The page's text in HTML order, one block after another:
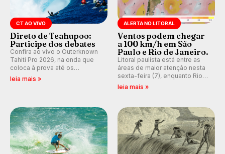
CT AO VIVO
Direto de Teahupoo:
Participe dos debates
Confira ao vivo o Outerknown
Tahiti Pro 2026, na onda que
coloca à prova até os
melhores surfistas do mundo.
etapas da WSL.
leia mais »
ALERTA NO LITORAL
Ventos podem chegar
a 100 km/h em São
Paulo e Rio de Janeiro.
Litoral paulista está entre as
áreas de maior atenção nesta
sexta-feira (7), enquanto Rio
de Janeiro também recebe
km/h em Itanhaém.
leia mais »